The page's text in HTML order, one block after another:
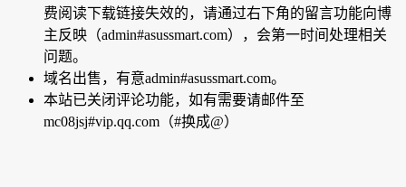
费阅读下载链接失效的，请通过右下角的留言功能向博
主反映（admin#asussmart.com），会第一时间处理相关
问题。
域名出售，有意admin#asussmart.com。
本站已关闭评论功能，如有需要请邮件至
mc08jsj#vip.qq.com（#换成@）